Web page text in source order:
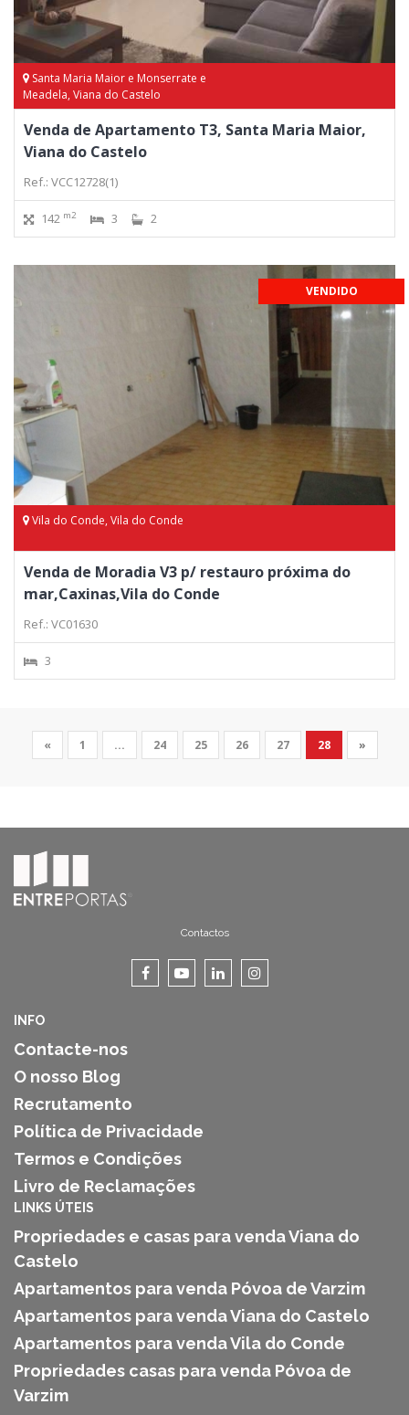
Santa Maria Maior e Monserrate e
Meadela, Viana do Castelo
Venda de Apartamento T3, Santa Maria Maior,
Viana do Castelo
Ref.: VCC12728(1)
142 m2 3 2
VENDIDO
Vila do Conde, Vila do Conde
Venda de Moradia V3 p/ restauro próxima do
mar,Caxinas,Vila do Conde
Ref.: VC01630
3
« 1 ... 24 25 26 27 28 »
Contactos
INFO
Contacte-nos
O nosso Blog
Recrutamento
Política de Privacidade
Termos e Condições
Livro de Reclamações
LINKS ÚTEIS
Propriedades e casas para venda Viana do
Castelo
Apartamentos para venda Póvoa de Varzim
Apartamentos para venda Viana do Castelo
Apartamentos para venda Vila do Conde
Propriedades casas para venda Póvoa de
Varzim